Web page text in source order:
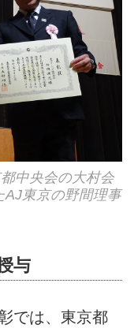
中央会の大村会
AJ東京の野間理事
与
では、東京都